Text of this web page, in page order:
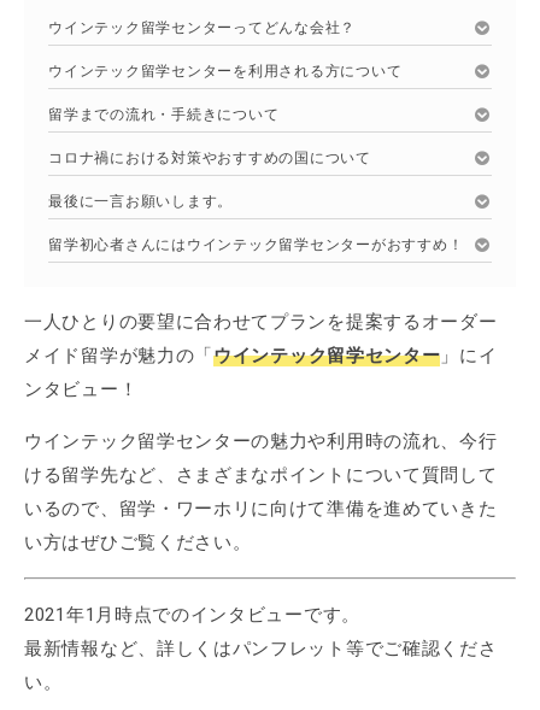
ウインテック留学センターってどんな会社？
ウインテック留学センターを利用される方について
留学までの流れ・手続きについて
コロナ禍における対策やおすすめの国について
最後に一言お願いします。
留学初心者さんにはウインテック留学センターがおすすめ！
一人ひとりの要望に合わせてプランを提案するオーダー
メイド留学が魅力の「ウインテック留学センター 」にイ
ンタビュー！
ウインテック留学センターの魅力や利用時の流れ、今行
ける留学先など、さまざまなポイントについて質問して
いるので、留学・ワーホリに向けて準備を進めていきた
い方はぜひご覧ください。
2021年1月時点でのインタビューです。
最新情報など、詳しくはパンフレット等でご確認くださ
い。